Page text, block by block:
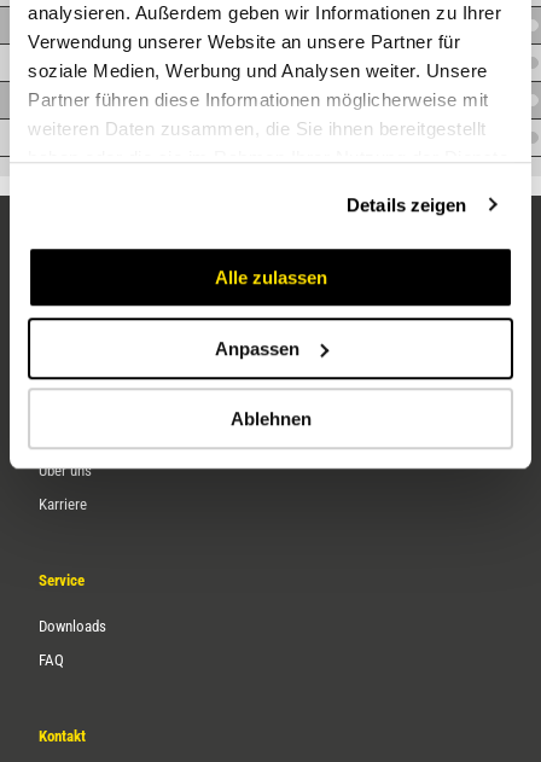
analysieren. Außerdem geben wir Informationen zu Ihrer
Verwendung unserer Website an unsere Partner für
soziale Medien, Werbung und Analysen weiter. Unsere
Partner führen diese Informationen möglicherweise mit
weiteren Daten zusammen, die Sie ihnen bereitgestellt
haben oder die sie im Rahmen Ihrer Nutzung der Dienste
Details zeigen
Alle zulassen
Anpassen
Ablehnen
W.FLAMMSCH35
W.FLAMMSCH40
W.FLAMMSCH50
W.FLAMMSCH60
Über uns
Karriere
Service
Downloads
FAQ
Kontakt